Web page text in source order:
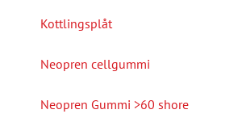
Kottlingsplåt
Neopren cellgummi
Neopren Gummi >60 shore